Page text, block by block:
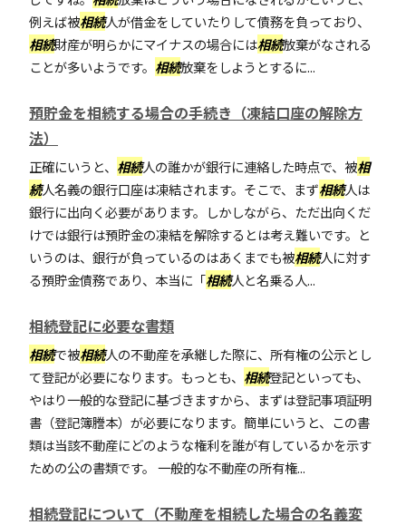
例えば被相続人が借金をしていたりして債務を負っており、
相続財産が明らかにマイナスの場合には相続放棄がなされる
ことが多いようです。 相続放棄をしようとするに...
預貯金を相続する場合の手続き（凍結口座の解除方
法）
正確にいうと、 相続人の誰かが銀行に連絡した時点で、被相
続人名義の銀行口座は凍結されます。そこで、まず相続人は
銀行に出向く必要があります。しかしながら、ただ出向くだ
けでは銀行は預貯金の凍結を解除するとは考え難いです。と
いうのは、銀行が負っているのはあくまでも被相続人に対す
る預貯金債務であり、本当に「相続人と名乗る人...
相続登記に必要な書類
相続で被相続人の不動産を承継した際に、所有権の公示とし
て登記が必要になります。もっとも、 相続登記といっても、
やはり一般的な登記に基づきますから、まずは登記事項証明
書（登記簿謄本）が必要になります。簡単にいうと、この書
類は当該不動産にどのような権利を誰が有しているかを示す
ための公の書類です。 一般的な不動産の所有権...
相続登記について（不動産を相続した場合の名義変